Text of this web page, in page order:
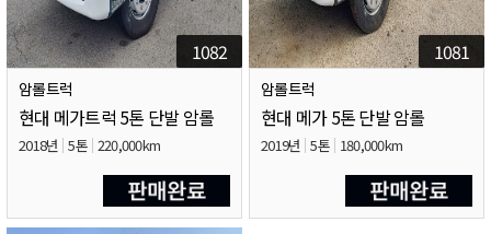
1082
암롤트럭
현대 메가트럭 5톤 단발 암롤
2018년 5톤 220,000km
1081
암롤트럭
현대 메가 5톤 단발 암롤
2019년 5톤 180,000km